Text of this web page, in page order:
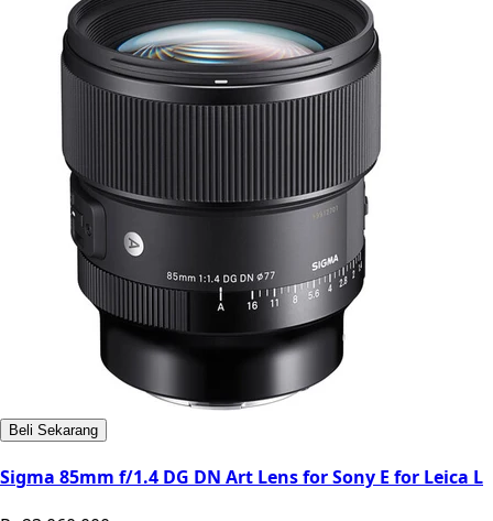
Beli Sekarang
Sigma 85mm f/1.4 DG DN Art Lens for Sony E for Leica L